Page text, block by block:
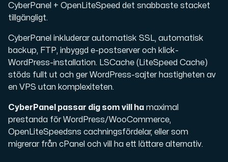
CyberPanel + OpenLiteSpeed det snabbaste stacket
tillgängligt.
CyberPanel inkluderar automatisk SSL, automatisk
backup, FTP, inbyggd e-postserver och klick-
WordPress-installation. LSCache (LiteSpeed Cache)
stöds fullt ut och ger WordPress-sajter hastigheten av
en VPS utan komplexiteten.
CyberPanel passar dig som vill ha maximal
prestanda för WordPress/WooCommerce,
OpenLiteSpeedsns cachningsfördelar, eller som
migrerar från cPanel och vill ha ett lättare alternativ.